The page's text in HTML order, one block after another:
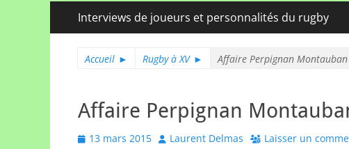
Menu
principal
Interviews de joueurs et personnalités du rugby
Accueil ► Rugby à XV ► Affaire Perpignan Montauban
Affaire Perpignan
Posted
13 mars 2015 Author
Laurent Delmas Laisser un